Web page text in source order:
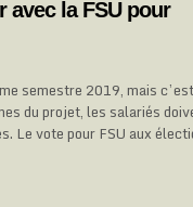
avec la FSU pour
semestre 2019, mais
du projet, les salariés
Le vote pour FSU aux